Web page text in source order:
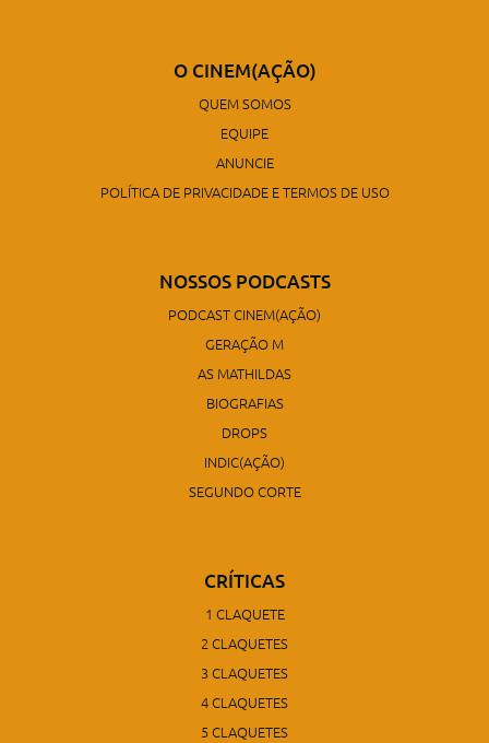
O CINEM(AÇÃO)
QUEM SOMOS
EQUIPE
ANUNCIE
POLÍTICA DE PRIVACIDADE E TERMOS DE USO
NOSSOS PODCASTS
PODCAST CINEM(AÇÃO)
GERAÇÃO M
AS MATHILDAS
BIOGRAFIAS
DROPS
INDIC(AÇÃO)
SEGUNDO CORTE
CRÍTICAS
1 CLAQUETE
2 CLAQUETES
3 CLAQUETES
4 CLAQUETES
5 CLAQUETES